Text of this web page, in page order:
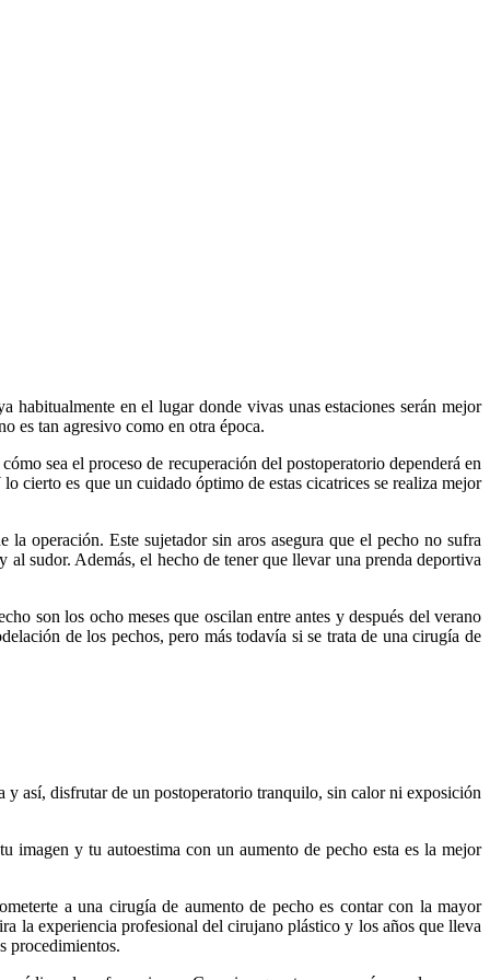
habitualmente en el lugar donde vivas unas estaciones serán mejor
es tan agresivo como en otra época.
sea el proceso de recuperación del postoperatorio dependerá en
cierto es que un cuidado óptimo de estas cicatrices se realiza mejor
operación. Este sujetador sin aros asegura que el pecho no sufra
sudor. Además, el hecho de tener que llevar una prenda deportiva
son los ocho meses que oscilan entre antes y después del verano
de los pechos, pero más todavía si se trata de una cirugía de
y así, disfrutar de un postoperatorio tranquilo, sin calor ni exposición
imagen y tu autoestima con un aumento de pecho esta es la mejor
a una cirugía de aumento de pecho es contar con la mayor
la experiencia profesional del cirujano plástico y los años que lleva
procedimientos.